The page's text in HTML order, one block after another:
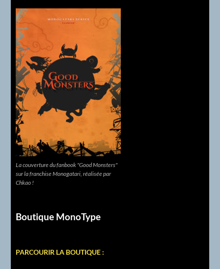
La couverture du fanbook "Good Monsters"
sur la franchise Monogatari, réalisée par
Chkao !
Boutique MonoType
PARCOURIR LA BOUTIQUE :